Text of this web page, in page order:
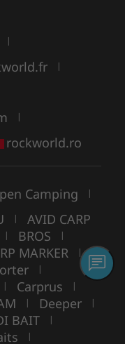
|
|
|
rockworld.ro
Camping |
| AVID CARP
| BROS |
MARKER |
|
| Carprus |
| Deeper |
BAIT |
|